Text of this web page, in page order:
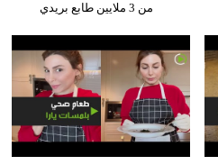
من 3 ملايين طابع بريدي